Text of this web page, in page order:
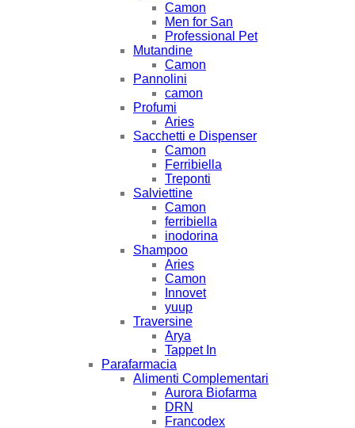
Camon
Men for San
Professional Pet
Mutandine
Camon
Pannolini
camon
Profumi
Aries
Sacchetti e Dispenser
Camon
Ferribiella
Treponti
Salviettine
Camon
ferribiella
inodorina
Shampoo
Aries
Camon
Innovet
yuup
Traversine
Arya
Tappet In
Parafarmacia
Alimenti Complementari
Aurora Biofarma
DRN
Francodex